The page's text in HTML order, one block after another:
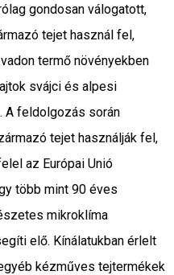
gondosan válogatott,
tejet használ fel,
termő növényekben
svájci és alpesi
A feldolgozás során
tejet használják fel,
az Európai Unió
több mint 90 éves
mikroklíma
elő. Kínálatukban érlelt
kézműves tejtermékek